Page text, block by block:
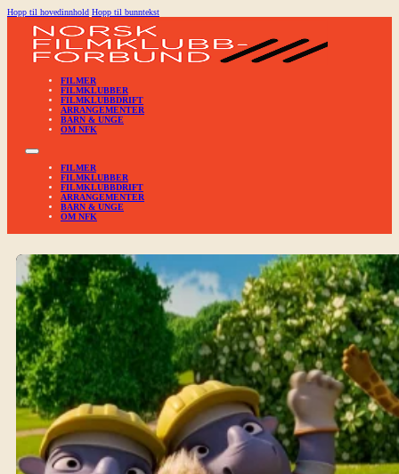
Hopp til hovedinnhold Hopp til bunntekst
FILMER
FILMKLUBBER
FILMKLUBBDRIFT
ARRANGEMENTER
BARN & UNGE
OM NFK
FILMER
FILMKLUBBER
FILMKLUBBDRIFT
ARRANGEMENTER
BARN & UNGE
OM NFK